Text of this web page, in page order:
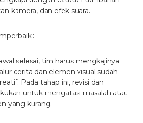
kamera, dan efek suara.
selesai, tim harus mengkajinya
cerita dan elemen visual sudah
Pada tahap ini, revisi dan
untuk mengatasi masalah atau
yang kurang.